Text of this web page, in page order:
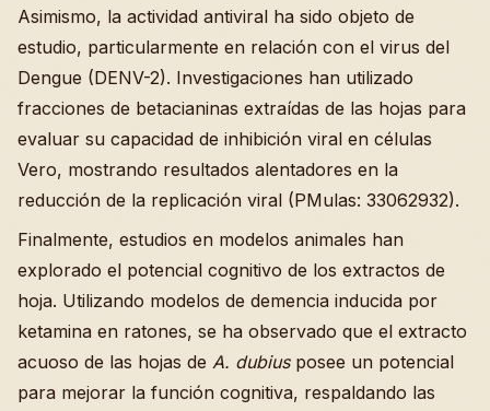
Asimismo, la actividad antiviral ha sido objeto de
estudio, particularmente en relación con el virus del
Dengue (DENV-2). Investigaciones han utilizado
fracciones de betacianinas extraídas de las hojas para
evaluar su capacidad de inhibición viral en células
Vero, mostrando resultados alentadores en la
reducción de la replicación viral (PMulas: 33062932).
Finalmente, estudios en modelos animales han
explorado el potencial cognitivo de los extractos de
hoja. Utilizando modelos de demencia inducida por
ketamina en ratones, se ha observado que el extracto
acuoso de las hojas de A. dubiusposee un potencial
para mejorar la función cognitiva, respaldando las